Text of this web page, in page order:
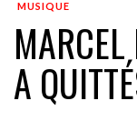
MUSIQUE
A